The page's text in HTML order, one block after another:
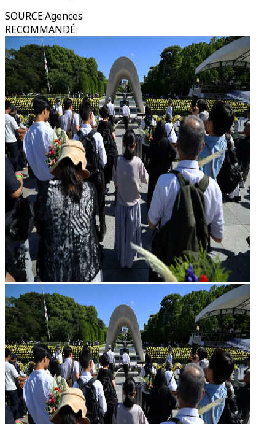
SOURCE:Agences
RECOMMANDÉ